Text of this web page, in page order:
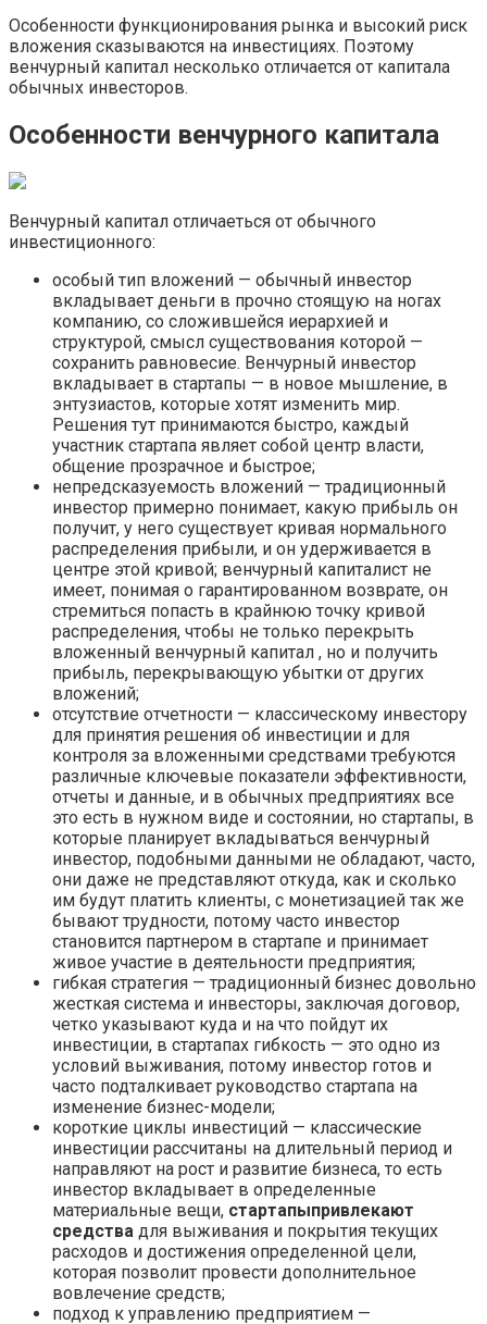
Особенности функционирования рынка и высокий риск
вложения сказываются на инвестициях. Поэтому
венчурный капитал несколько отличается от капитала
обычных инвесторов.
Особенности венчурного капитала
Венчурный капитал отличаеться от обычного
инвестиционного:
особый тип вложений — обычный инвестор
вкладывает деньги в прочно стоящую на ногах
компанию, со сложившейся иерархией и
структурой, смысл существования которой —
сохранить равновесие. Венчурный инвестор
вкладывает в стартапы — в новое мышление, в
энтузиастов, которые хотят изменить мир.
Решения тут принимаются быстро, каждый
участник стартапа являет собой центр власти,
общение прозрачное и быстрое;
непредсказуемость вложений — традиционный
инвестор примерно понимает, какую прибыль он
получит, у него существует кривая нормального
распределения прибыли, и он удерживается в
центре этой кривой; венчурный капиталист не
имеет, понимая о гарантированном возврате, он
стремиться попасть в крайнюю точку кривой
распределения, чтобы не только перекрыть
вложенный венчурный капитал , но и получить
прибыль, перекрывающую убытки от других
вложений;
отсутствие отчетности — классическому инвестору
для принятия решения об инвестиции и для
контроля за вложенными средствами требуются
различные ключевые показатели эффективности,
отчеты и данные, и в обычных предприятиях все
это есть в нужном виде и состоянии, но стартапы, в
которые планирует вкладываться венчурный
инвестор, подобными данными не обладают, часто,
они даже не представляют откуда, как и сколько
им будут платить клиенты, с монетизацией так же
бывают трудности, потому часто инвестор
становится партнером в стартапе и принимает
живое участие в деятельности предприятия;
гибкая стратегия — традиционный бизнес довольно
жесткая система и инвесторы, заключая договор,
четко указывают куда и на что пойдут их
инвестиции, в стартапах гибкость — это одно из
условий выживания, потому инвестор готов и
часто подталкивает руководство стартапа на
изменение бизнес-модели;
короткие циклы инвестиций — классические
инвестиции рассчитаны на длительный период и
направляют на рост и развитие бизнеса, то есть
инвестор вкладывает в определенные
материальные вещи, стартапыпривлекают
средства для выживания и покрытия текущих
расходов и достижения определенной цели,
которая позволит провести дополнительное
вовлечение средств;
подход к управлению предприятием —